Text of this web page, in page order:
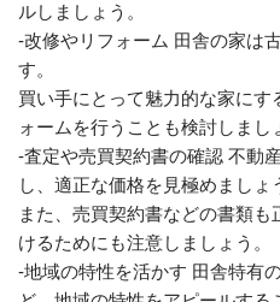
ルしましょう。
-改修やリフォーム 田舎の家は
す。
買い手にとって魅力的な家にす
ォームを行うことも検討しまし
-査定や売買契約書の確認 不動
し、適正な価格を見極めましょ
また、売買契約書などの書類
けるためにも注意しましょう。
-地域の特性を活かす 田舎特有